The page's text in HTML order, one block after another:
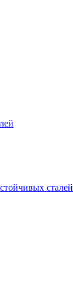
сталей